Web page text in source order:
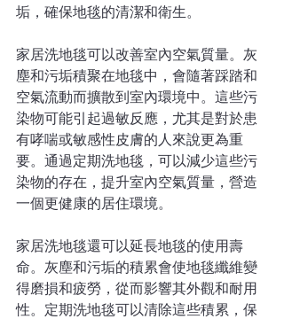
垢，確保地毯的清潔和衛生。
家居洗地毯可以改善室內空氣質量。灰
塵和污垢積聚在地毯中，會隨著踩踏和
空氣流動而擴散到室內環境中。這些污
染物可能引起過敏反應，尤其是對於患
有哮喘或敏感性皮膚的人來說更為重
要。通過定期洗地毯，可以減少這些污
染物的存在，提升室內空氣質量，營造
一個更健康的居住環境。
家居洗地毯還可以延長地毯的使用壽
命。灰塵和污垢的積累會使地毯纖維變
得磨損和疲勞，從而影響其外觀和耐用
性。定期洗地毯可以清除這些積累，保